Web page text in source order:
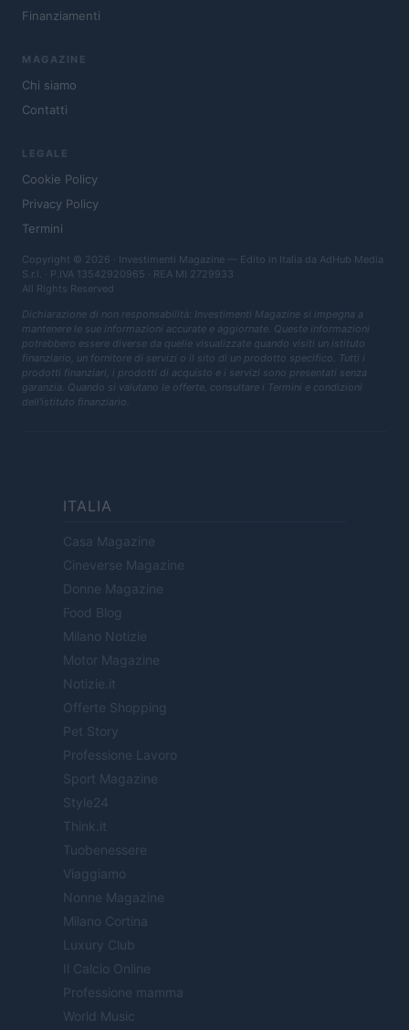
Finanziamenti
MAGAZINE
Chi siamo
Contatti
LEGALE
Cookie Policy
Privacy Policy
Termini
Copyright © 2026 · Investimenti Magazine — Edito in Italia da AdHub Media
S.r.l. · P.IVA 13542920965 · REA MI 2729933
All Rights Reserved
Dichiarazione di non responsabilità: Investimenti Magazine si impegna a
mantenere le sue informazioni accurate e aggiornate. Queste informazioni
potrebbero essere diverse da quelle visualizzate quando visiti un istituto
finanziario, un fornitore di servizi o il sito di un prodotto specifico. Tutti i
prodotti finanziari, i prodotti di acquisto e i servizi sono presentati senza
garanzia. Quando si valutano le offerte, consultare i Termini e condizioni
dell'istituto finanziario.
ITALIA
Casa Magazine
Cineverse Magazine
Donne Magazine
Food Blog
Milano Notizie
Motor Magazine
Notizie.it
Offerte Shopping
Pet Story
Professione Lavoro
Sport Magazine
Style24
Think.it
Tuobenessere
Viaggiamo
Nonne Magazine
Milano Cortina
Luxury Club
Il Calcio Online
Professione mamma
World Music